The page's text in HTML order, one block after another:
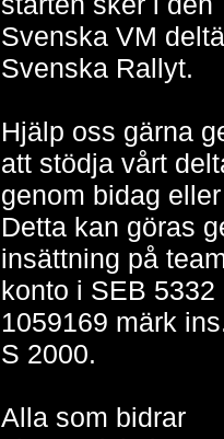
Svenska VM
Svenska Rallyt.
Hjälp oss gärna
att stödja vårt
genom bidag
Detta kan göras
insättning på
konto i SEB 5332
1059169 märk
S 2000.
Alla som bidrar